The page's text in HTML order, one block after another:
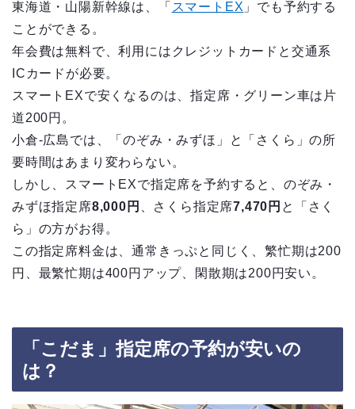
東海道・山陽新幹線は、「 スマートEX 」でも予約する
ことができる。
年会費は無料で、利用にはクレジットカードと交通系
ICカードが必要。
スマートEXで安くなるのは、指定席・グリーン車は片
道200円。
小倉-広島では、「のぞみ・みずほ」と「さくら」の所
要時間はあまり変わらない。
しかし、スマートEXで指定席を予約すると、のぞみ・
みずほ指定席8,000円 、さくら指定席7,470円 と「さく
ら」の方がお得。
この指定席料金は、通常きっぷと同じく、繁忙期は200
円、最繁忙期は400円アップ、閑散期は200円安い。
「こだま」指定席の予約が安いの
は？